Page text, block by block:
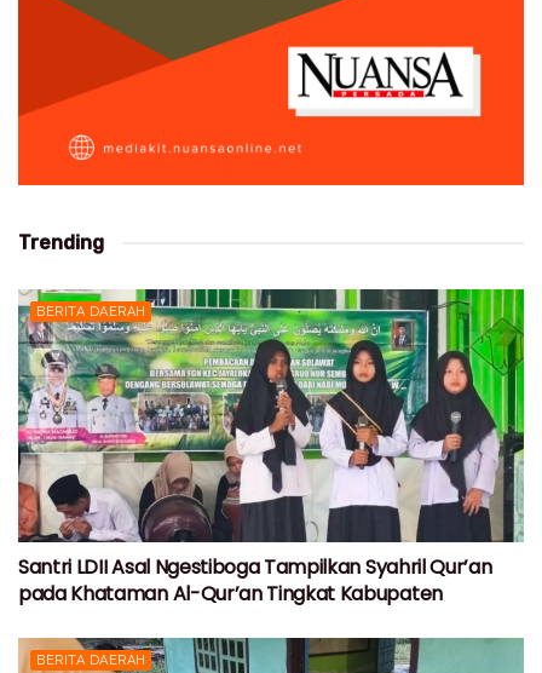
Trending
BERITA DAERAH
Santri LDII Asal Ngestiboga Tampilkan Syahril Qur’an
pada Khataman Al-Qur’an Tingkat Kabupaten
BERITA DAERAH